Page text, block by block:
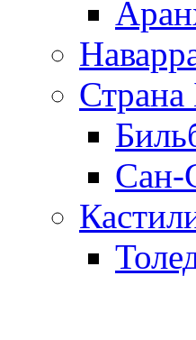
Страна
Сан-